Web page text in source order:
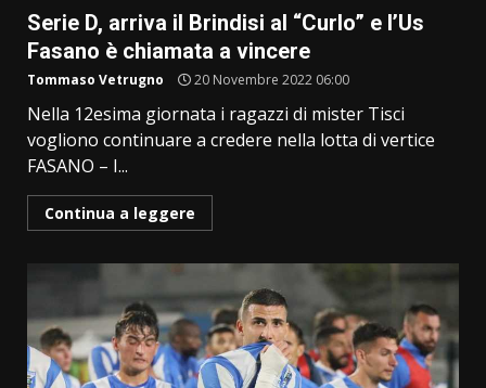
Serie D, arriva il Brindisi al “Curlo” e l’Us
Fasano è chiamata a vincere
Tommaso Vetrugno 20 Novembre 2022 06:00
Nella 12esima giornata i ragazzi di mister Tisci
vogliono continuare a credere nella lotta di vertice
FASANO – I...
Continua a leggere